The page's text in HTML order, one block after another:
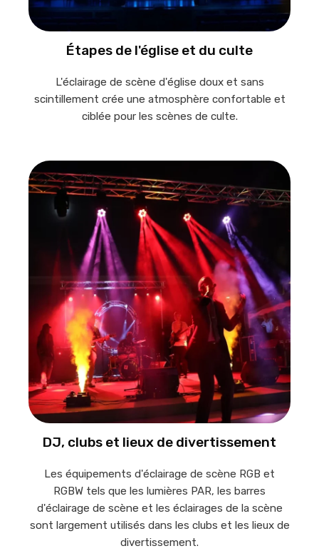
Étapes de l'église et du culte
L'éclairage de scène d'église doux et sans
scintillement crée une atmosphère confortable et
ciblée pour les scènes de culte.
DJ, clubs et lieux de divertissement
Les équipements d'éclairage de scène RGB et
RGBW tels que les lumières PAR, les barres
d'éclairage de scène et les éclairages de la scène
sont largement utilisés dans les clubs et les lieux de
divertissement.